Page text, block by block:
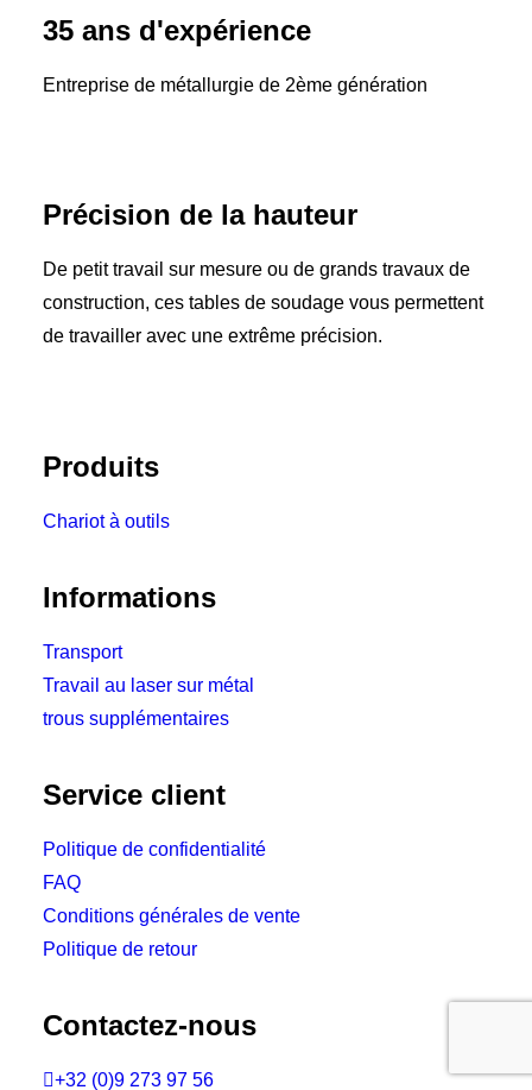
35 ans d'expérience
Entreprise de métallurgie de 2ème génération
Précision de la hauteur
De petit travail sur mesure ou de grands travaux de
construction, ces tables de soudage vous permettent
de travailler avec une extrême précision.
Produits
Chariot à outils
Informations
Transport
Travail au laser sur métal
trous supplémentaires
Service client
Politique de confidentialité
FAQ
Conditions générales de vente
Politique de retour
Contactez-nous
+32 (0)9 273 97 56